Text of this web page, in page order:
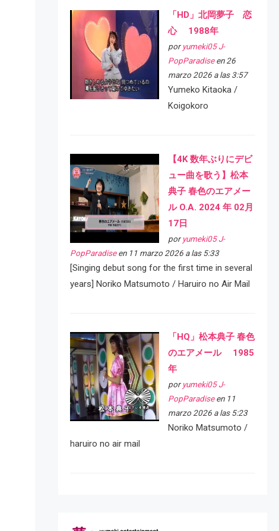
「HD」北岡夢子 恋
心 1988年
por yumeki05 J-
PopParadiseen 26
marzo 2026 a las 3:57
Yumeko Kitaoka /
Koigokoro
【4K 数年ぶりにデビ
ュー曲を歌う】松本
典子 春色のエアメー
ル O.A. 2024 年 02月
17日
por yumeki05 J-
PopParadiseen 11 marzo 2026 a las 5:33
[Singing debut song for the first time in several
years] Noriko Matsumoto / Haruiro no Air Mail
「HQ」松本典子 春色
のエアメール 1985
年
por yumeki05 J-
PopParadiseen 11
marzo 2026 a las 5:23
Noriko Matsumoto /
haruiro no air mail